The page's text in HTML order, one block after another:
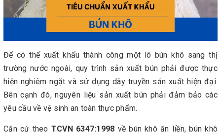
Để có thể xuất khẩu thành công một lô bún khô sang thị
trường nước ngoài, quy trình sản xuất bún phải được thực
hiện nghiêm ngặt và sử dụng dây truyền sản xuất hiện đại.
Bên cạnh đó, nguyên liệu sản xuất bún phải đảm bảo các
yêu cầu về vệ sinh an toàn thực phẩm.
Căn cứ theo TCVN 6347:1998 về bún khô ăn liền, bún khô